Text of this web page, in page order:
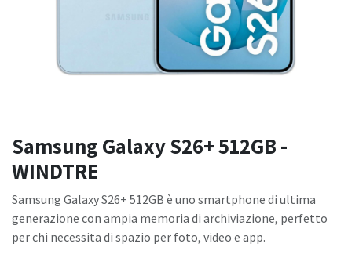
Samsung Galaxy S26+ 512GB -
WINDTRE
Samsung Galaxy S26+ 512GB è uno smartphone di ultima
generazione con ampia memoria di archiviazione, perfetto
per chi necessita di spazio per foto, video e app.